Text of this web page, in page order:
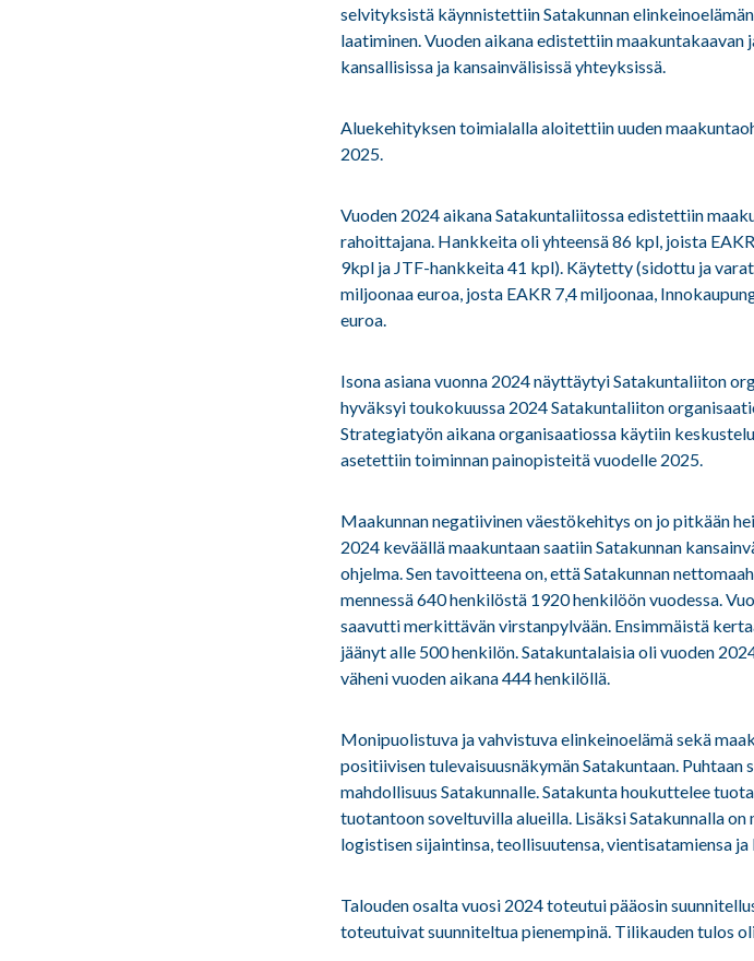
selvityksistä käynnistettiin Satakunnan
laatiminen. Vuoden aikana edistettiin maakuntakaavan
kansallisissa ja kansainvälisissä yhteyksissä.
Aluekehityksen toimialalla aloitettiin uuden
2025.
Vuoden 2024 aikana Satakuntaliitossa edistettiin
rahoittajana. Hankkeita oli yhteensä 86 kpl, joista
9kpl ja JTF-hankkeita 41 kpl). Käytetty (sidottu ja
miljoonaa euroa, josta EAKR 7,4 miljoonaa,
euroa.
Isona asiana vuonna 2024 näyttäytyi Satakuntaliiton
hyväksyi toukokuussa 2024 Satakuntaliiton
Strategiatyön aikana organisaatiossa käytiin
asetettiin toiminnan painopisteitä vuodelle 2025.
Maakunnan negatiivinen väestökehitys on jo pitkään
2024 keväällä maakuntaan saatiin Satakunnan
ohjelma. Sen tavoitteena on, että Satakunnan
mennessä 640 henkilöstä 1920 henkilöön vuodessa.
saavutti merkittävän virstanpylvään. Ensimmäistä
jäänyt alle 500 henkilön. Satakuntalaisia oli vuoden
väheni vuoden aikana 444 henkilöllä.
Monipuolistuva ja vahvistuva elinkeinoelämä sekä
positiivisen tulevaisuusnäkymän Satakuntaan.
mahdollisuus Satakunnalle. Satakunta houkuttelee
tuotantoon soveltuvilla alueilla. Lisäksi Satakunnalla
logistisen sijaintinsa, teollisuutensa, vientisatamiensa
Talouden osalta vuosi 2024 toteutui pääosin
toteutuivat suunniteltua pienempinä. Tilikauden tulos